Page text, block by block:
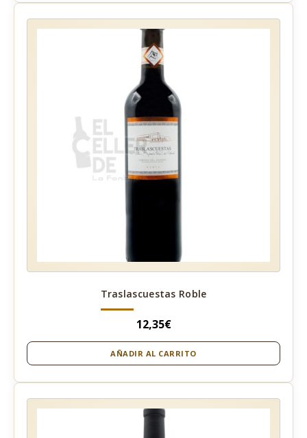
Traslascuestas Roble
12,35€
AÑADIR AL CARRITO